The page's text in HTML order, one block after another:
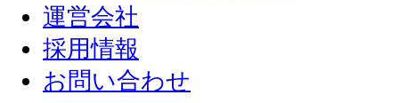
運営会社
採用情報
お問い合わせ